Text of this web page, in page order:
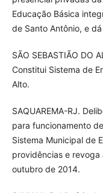
Educação Básica
de Santo Antônio, e
SÃO SEBASTIÃO DO
Constitui Sistema de
Alto.
SAQUAREMA-RJ.
para funcionamento
Sistema Municipal de
providências e revoga
outubro de 2014.